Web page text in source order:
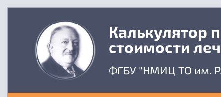
Калькулятор
стоимости
ФГБУ "НМИЦ ТО им.